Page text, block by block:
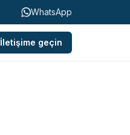
WhatsApp
İletişime geçin